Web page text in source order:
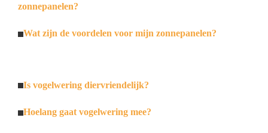
zonnepanelen?
Wat zijn de voordelen voor mijn zonnepanelen?
Is vogelwering diervriendelijk?
Hoelang gaat vogelwering mee?